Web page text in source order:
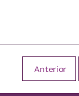
Anterior